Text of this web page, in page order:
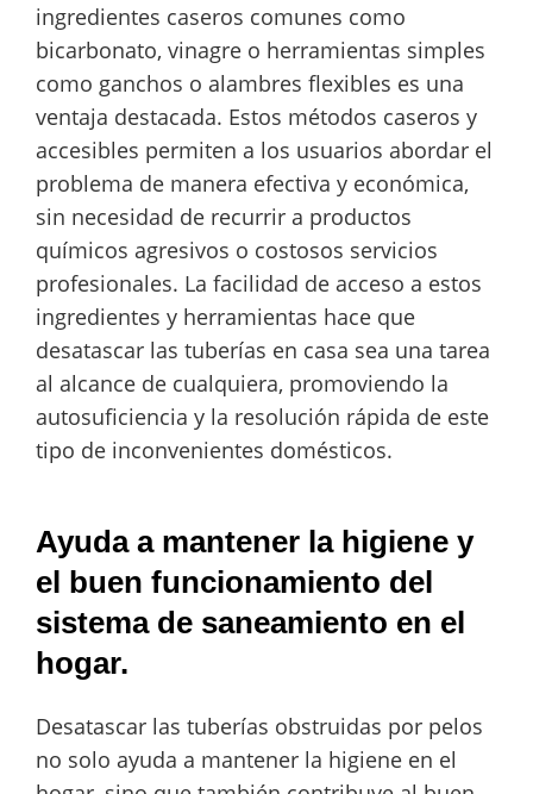
ingredientes caseros comunes como
bicarbonato, vinagre o herramientas simples
como ganchos o alambres flexibles es una
ventaja destacada. Estos métodos caseros y
accesibles permiten a los usuarios abordar el
problema de manera efectiva y económica,
sin necesidad de recurrir a productos
químicos agresivos o costosos servicios
profesionales. La facilidad de acceso a estos
ingredientes y herramientas hace que
desatascar las tuberías en casa sea una tarea
al alcance de cualquiera, promoviendo la
autosuficiencia y la resolución rápida de este
tipo de inconvenientes domésticos.
Ayuda a mantener la higiene y
el buen funcionamiento del
sistema de saneamiento en el
hogar.
Desatascar las tuberías obstruidas por pelos
no solo ayuda a mantener la higiene en el